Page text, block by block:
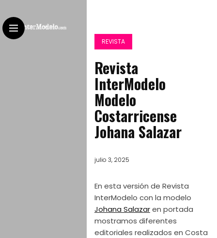
REVISTA
Revista
InterModelo
Modelo
Costarricense
Johana Salazar
julio 3, 2025
En esta versión de Revista
InterModelo con la modelo
Johana Salazaren portada
mostramos diferentes
editoriales realizados en Costa